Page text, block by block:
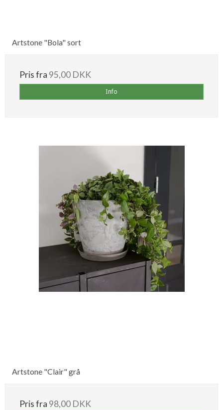
Artstone "Bola" sort
Pris fra 95,00 DKK
Info
Artstone "Clair" grå
Pris fra 98,00 DKK